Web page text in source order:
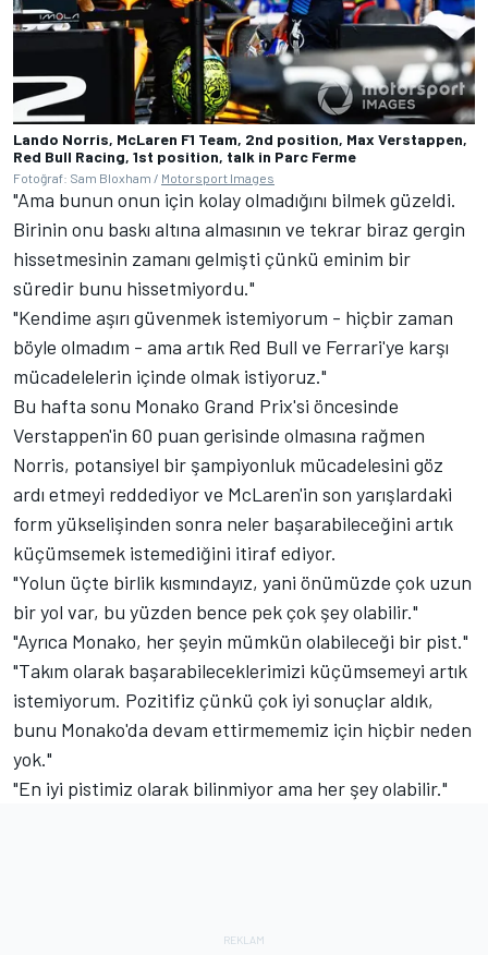
Lando Norris, McLaren F1 Team, 2nd position, Max Verstappen,
Red Bull Racing, 1st position, talk in Parc Ferme
Fotoğraf: Sam Bloxham / Motorsport Images
"Ama bunun onun için kolay olmadığını bilmek güzeldi.
Birinin onu baskı altına almasının ve tekrar biraz gergin
hissetmesinin zamanı gelmişti çünkü eminim bir
süredir bunu hissetmiyordu."
"Kendime aşırı güvenmek istemiyorum - hiçbir zaman
böyle olmadım - ama artık Red Bull ve Ferrari'ye karşı
mücadelelerin içinde olmak istiyoruz."
Bu hafta sonu Monako Grand Prix'si öncesinde
Verstappen'in 60 puan gerisinde olmasına rağmen
Norris, potansiyel bir şampiyonluk mücadelesini göz
ardı etmeyi reddediyor ve McLaren'in son yarışlardaki
form yükselişinden sonra neler başarabileceğini artık
küçümsemek istemediğini itiraf ediyor.
"Yolun üçte birlik kısmındayız, yani önümüzde çok uzun
bir yol var, bu yüzden bence pek çok şey olabilir."
"Ayrıca Monako, her şeyin mümkün olabileceği bir pist."
"Takım olarak başarabileceklerimizi küçümsemeyi artık
istemiyorum. Pozitifiz çünkü çok iyi sonuçlar aldık,
bunu Monako'da devam ettirmememiz için hiçbir neden
yok."
"En iyi pistimiz olarak bilinmiyor ama her şey olabilir."